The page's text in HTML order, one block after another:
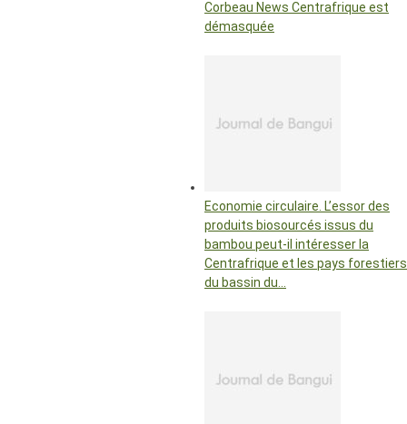
Corbeau News Centrafrique est
démasquée
Economie circulaire. L’essor des
produits biosourcés issus du
bambou peut-il intéresser la
Centrafrique et les pays forestiers
du bassin du…